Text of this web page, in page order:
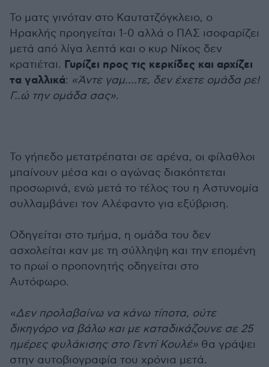
Το ματς γινόταν στο Καυτατζόγκλειο, ο
Ηρακλής προηγείται 1-0 αλλά ο ΠΑΣ ισοφαρίζει
μετά από λίγα λεπτά και ο κυρ Νίκος δεν
κρατιέται. Γυρίζει προς τις κερκίδες και αρχίζει
τα γαλλικά: «Άντε γαμ....τε, δεν έχετε ομάδα ρε!
Γ..ώ την ομάδα σας».
Το γήπεδο μετατρέπαται σε αρένα, οι φίλαθλοι
μπαίνουν μέσα και ο αγώνας διακόπτεται
προσωρινά, ενώ μετά το τέλος του η Αστυνομία
συλλαμβάνει τον Αλέφαντο για εξύβριση.
Οδηγείται στο τμήμα, η ομάδα του δεν
ασχολείται καν με τη σύλληψη και την επομένη
το πρωί ο προπονητής οδηγείται στο
Αυτόφωρο.
«Δεν προλαβαίνω να κάνω τίποτα, ούτε
δικηγόρο να βάλω και με καταδικάζουνε σε 25
ημέρες φυλάκισης στο Γεντί Κουλέ» θα γράψει
στην αυτοβιογραφία του χρόνια μετά.